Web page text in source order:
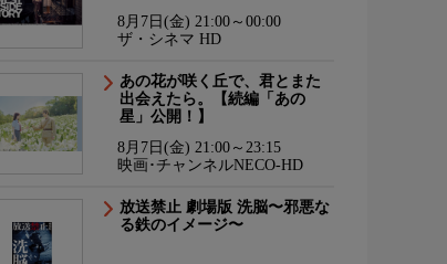
8月7日(金) 21:00～00:00
ザ・シネマ HD
あの花が咲く丘で、君とまた
出会えたら。【続編「あの
星」公開！】
8月7日(金) 21:00～23:15
映画･チャンネルNECO-HD
放送禁止 劇場版 洗脳〜邪悪な
る鉄のイメージ〜